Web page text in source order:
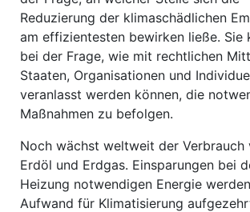
Reduzierung der klimaschädlichen
am effizientesten bewirken ließe. Sie
bei der Frage, wie mit rechtlichen
Staaten, Organisationen und
veranlasst werden können, die
Maßnahmen zu befolgen.
Noch wächst weltweit der Verbrauch
Erdöl und Erdgas. Einsparungen bei
Heizung notwendigen Energie
Aufwand für Klimatisierung